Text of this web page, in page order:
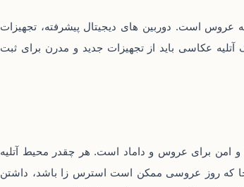
عروس است. دوربین‌ های دیجیتال پیشرفته، تجهیزات
آتلیه عکاسی باید از تجهیزات جدید و مدرن برای ثبت
امن برای عروس و داماد است. هر چقدر محیط آتلیه
که روز عروسی ممکن است استرس‌ زا باشد، داشتن